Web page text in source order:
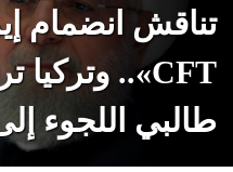
تناقش انضمام
طالبي اللجوء